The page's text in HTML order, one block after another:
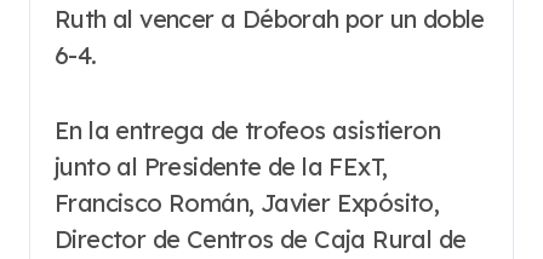
Ruth al vencer a Déborah por un doble
6-4.
En la entrega de trofeos asistieron
junto al Presidente de la FExT,
Francisco Román, Javier Expósito,
Director de Centros de Caja Rural de